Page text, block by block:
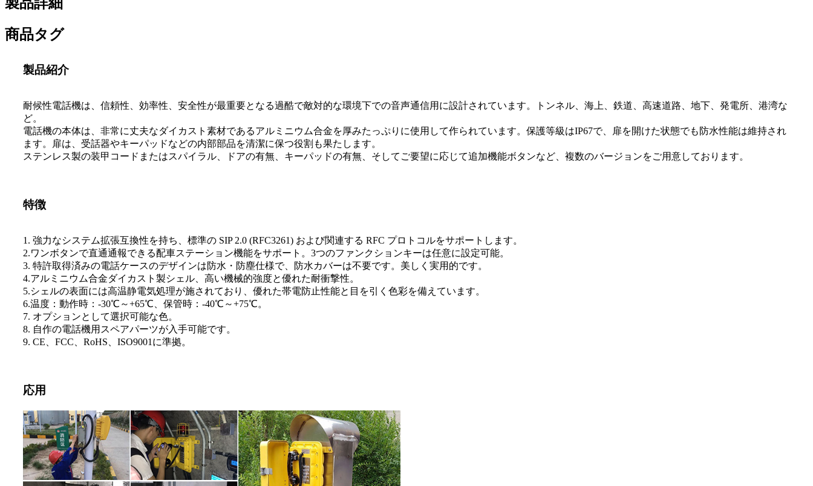
商品タグ
製品紹介
耐候性電話機は、信頼性、効率性、安全性が最重要となる過酷で敵対的な環境下での音声通信用に設計されています。トンネル、海上、鉄道、高速道路、地下、発電所、港湾な
ど。
電話機の本体は、非常に丈夫なダイカスト素材であるアルミニウム合金を厚みたっぷりに使用して作られています。保護等級はIP67で、扉を開けた状態でも防水性能は維持され
ます。扉は、受話器やキーパッドなどの内部部品を清潔に保つ役割も果たします。
ステンレス製の装甲コードまたはスパイラル、ドアの有無、キーパッドの有無、そしてご要望に応じて追加機能ボタンなど、複数のバージョンをご用意しております。
特徴
1. 強力なシステム拡張互換性を持ち、標準の SIP 2.0 (RFC3261) および関連する RFC プロトコルをサポートします。
2.ワンボタンで直通通報できる配車ステーション機能をサポート。3つのファンクションキーは任意に設定可能。
3. 特許取得済みの電話ケースのデザインは防水・防塵仕様で、防水カバーは不要です。美しく実用的です。
4.アルミニウム合金ダイカスト製シェル、高い機械的強度と優れた耐衝撃性。
5.シェルの表面には高温静電気処理が施されており、優れた帯電防止性能と目を引く色彩を備えています。
6.温度：動作時：-30℃～+65℃、保管時：-40℃～+75℃。
7. オプションとして選択可能な色。
8. 自作の電話機用スペアパーツが入手可能です。
9. CE、FCC、RoHS、ISO9001に準拠。
応用